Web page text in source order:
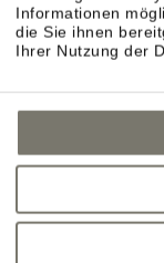
Informationen
die Sie ihnen
Ihrer Nutzung der